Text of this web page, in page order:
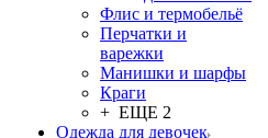
Флис и термобельё
Перчатки и
варежки
Манишки и шарфы
Краги
+ ЕЩЕ 2
Одежда для девочек